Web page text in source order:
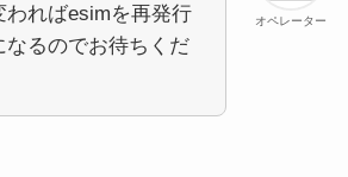
オペレーター
わればesimを再発行
なるのでお待ちくだ